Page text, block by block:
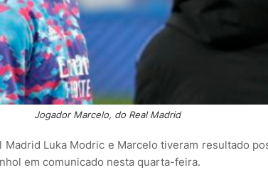
Jogador Marcelo, do Real Madrid
Madrid Luka Modric e Marcelo tiveram resultado
em comunicado nesta quarta-feira.